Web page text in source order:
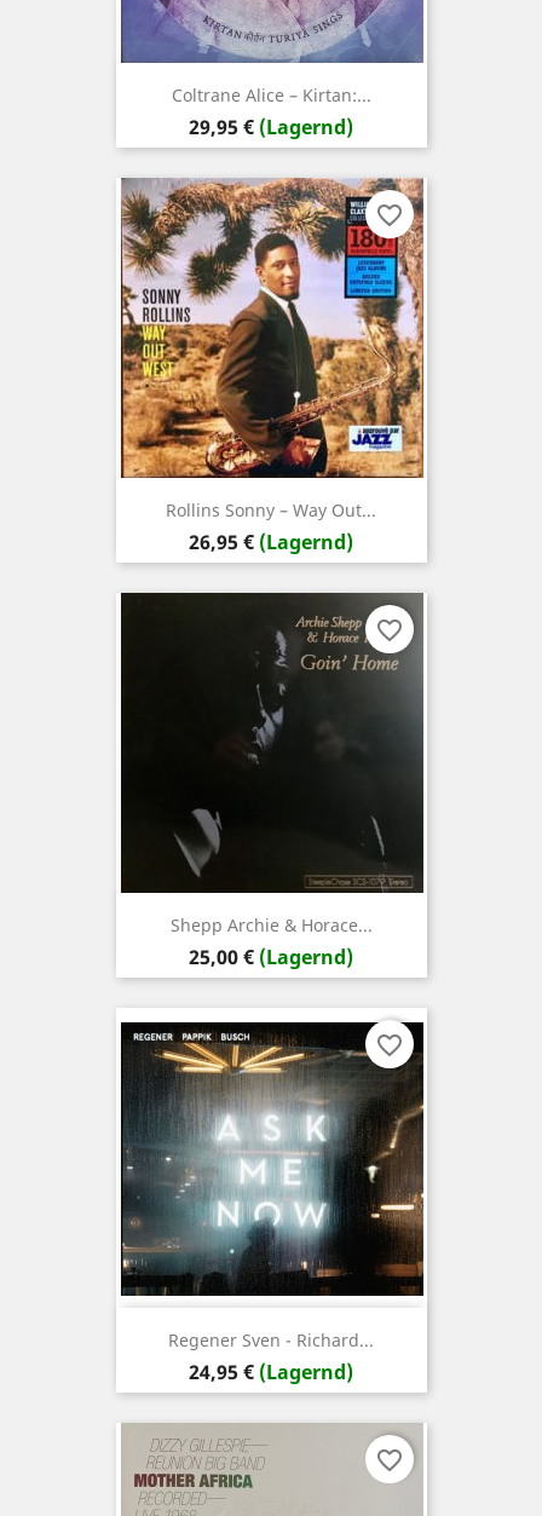
Coltrane Alice – Kirtan:...
Preis
29,95 € (Lagernd)
Rollins ‎Sonny – Way Out...
Preis
26,95 € (Lagernd)
favorite_border
Shepp Archie & Horace...
Preis
25,00 € (Lagernd)
favorite_border
Regener Sven - Richard...
Preis
24,95 € (Lagernd)
favorite_border
favorite_border